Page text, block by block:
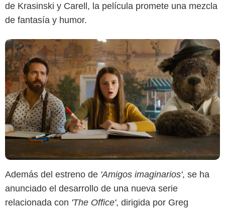
de Krasinski y Carell, la película promete una mezcla
de fantasía y humor.
Además del estreno de 'Amigos imaginarios', se ha
anunciado el desarrollo de una nueva serie
relacionada con 'The Office', dirigida por Greg